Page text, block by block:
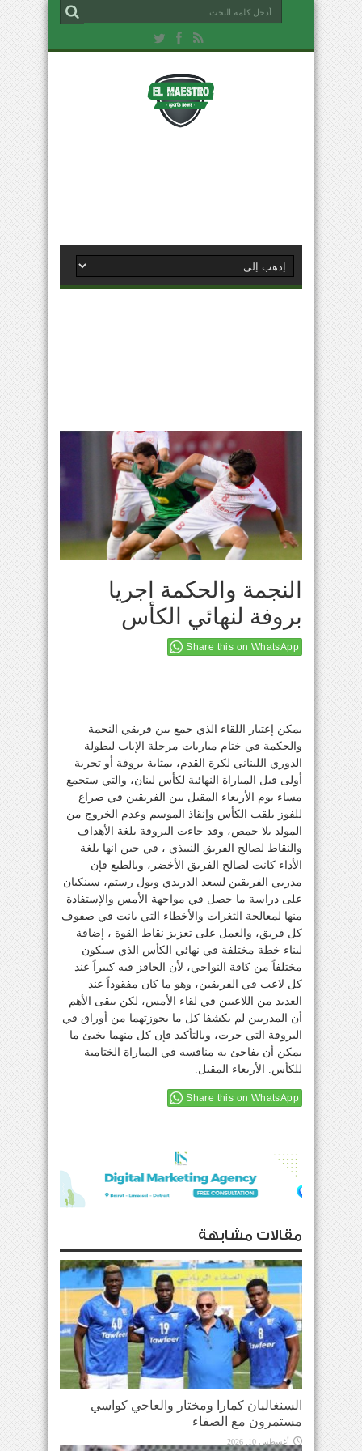
النجمة والحكمة اجريا
بروفة لنهائي الكأس
Share this on WhatsApp
يمكن إعتبار اللقاء الذي جمع بين فريقي النجمة
والحكمة في ختام مباريات مرحلة الإياب لبطولة
الدوري اللبناني لكرة القدم، بمثابة بروفة أو تجربة
أولى قبل المباراة النهائية لكأس لبنان، والتي ستجمع
مساء يوم الأربعاء المقبل بين الفريقين في صراع
للفوز بلقب الكأس وإنقاذ الموسم وعدم الخروج من
المولد بلا حمص، وقد جاءت البروفة بلغة الأهداف
والنقاط لصالح الفريق النبيذي ، في حين انها بلغة
الأداء كانت لصالح الفريق الأخضر، وبالطبع فإن
مدربي الفريقين لسعد الدريدي وبول رستم، سينكبان
على دراسة ما حصل في مواجهة الأمس والإستفادة
منها لمعالجة الثغرات والأخطاء التي بانت في صفوف
كل فريق، والعمل على تعزيز نقاط القوة ، إضافة
لبناء خطة مختلفة في نهائي الكأس الذي سيكون
مختلفاً من كافة النواحي، لأن الحافز فيه كبيراً عند
كل لاعب في الفريقين، وهو ما كان مفقوداً عند
العديد من اللاعبين في لقاء الأمس، لكن يبقى الأهم
أن المدربين لم يكشفا كل ما بحوزتهما من أوراق في
البروفة التي جرت، وبالتأكيد فإن كل منهما يخبئ ما
يمكن أن يفاجئ به منافسه في المباراة الختامية
للكأس. الأربعاء المقبل.
Share this on WhatsApp
مقالات مشابهة
السنغاليان كمارا ومختار والعاجي كواسي
مستمرون مع الصفاء
أغسطس 10, 2026